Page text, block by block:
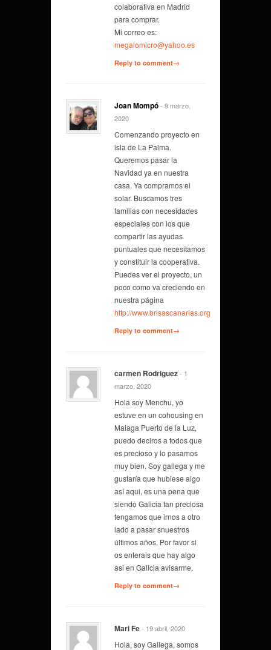
colaborativa en Madrid
para comprar.
Mi correo es:
megalomicro@yahoo.es
Reply to comment→
Joan Mompó- 9 marzo,
2020
Comenzando proyecto en
isla de La Palma.
Queremos pasar la
Navidad ya en nuestra
casa. Ya compramos el
solar. Buscamos tres
familias con necesidades
especiales con los que
compartir las ayudas
puntuales que necesitamos
y constituir la cooperativa.
Puedes ver el proyecto, un
poco como va creciendo en
nuestra página
http://www.brisascanarias.org
Reply to comment→
carmen Rodriguez- 1
marzo, 2020
Hola soy Menchu, yo
estuve en un cohousing en
Malaga Puerto de la Luz,
puedo deciros a todos que
es precioso y lo pasamos
muy bien. Soy gallega y me
gustaría que hubiese algo
así aqui, es una pena que
siendo Galicia tan preciosa
tengamos que irnos a otro
lado a pasar snuestros
últimos años, Por favor si
os enterais que hay algo
asi en Galicia avisarme.
Reply to comment→
Mari Fe- 19 abril, 2020
Hola, soy Gallega, somos